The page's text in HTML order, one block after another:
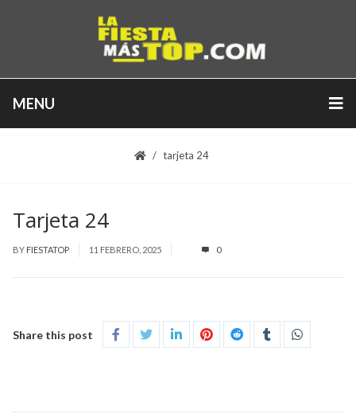
MENU
tarjeta 24
Tarjeta 24
BY FIESTATOP 11 FEBRERO, 2025 0
Share this post